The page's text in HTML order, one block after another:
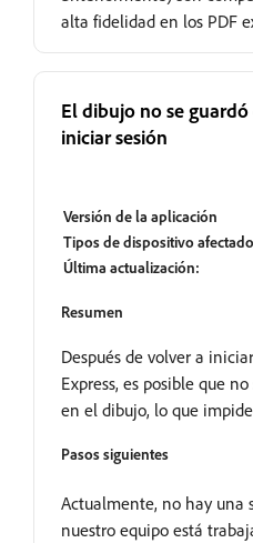
alta fidelidad en los PDF
El dibujo no se
iniciar sesión
Versión de la aplicación
Tipos de dispositivo
Última actualización:
Resumen
Después de volver a
Express, es posible que
en el dibujo, lo que
Pasos siguientes
Actualmente, no hay una
nuestro equipo está